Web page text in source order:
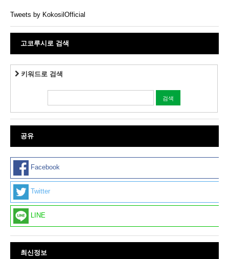
Tweets by KokosilOfficial
고코루시로 검색
키워드로 검색
공유
Facebook
Twitter
LINE
최신정보